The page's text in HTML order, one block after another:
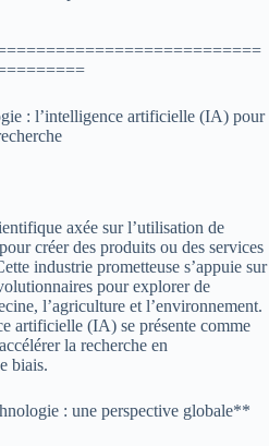
: l’intelligence artificielle (IA) pour
axée sur l’utilisation de
créer des produits ou des services
industrie prometteuse s’appuie sur
pour explorer de
l’agriculture et l’environnement.
artificielle (IA) se présente comme
la recherche en
biais.
: une perspective globale**